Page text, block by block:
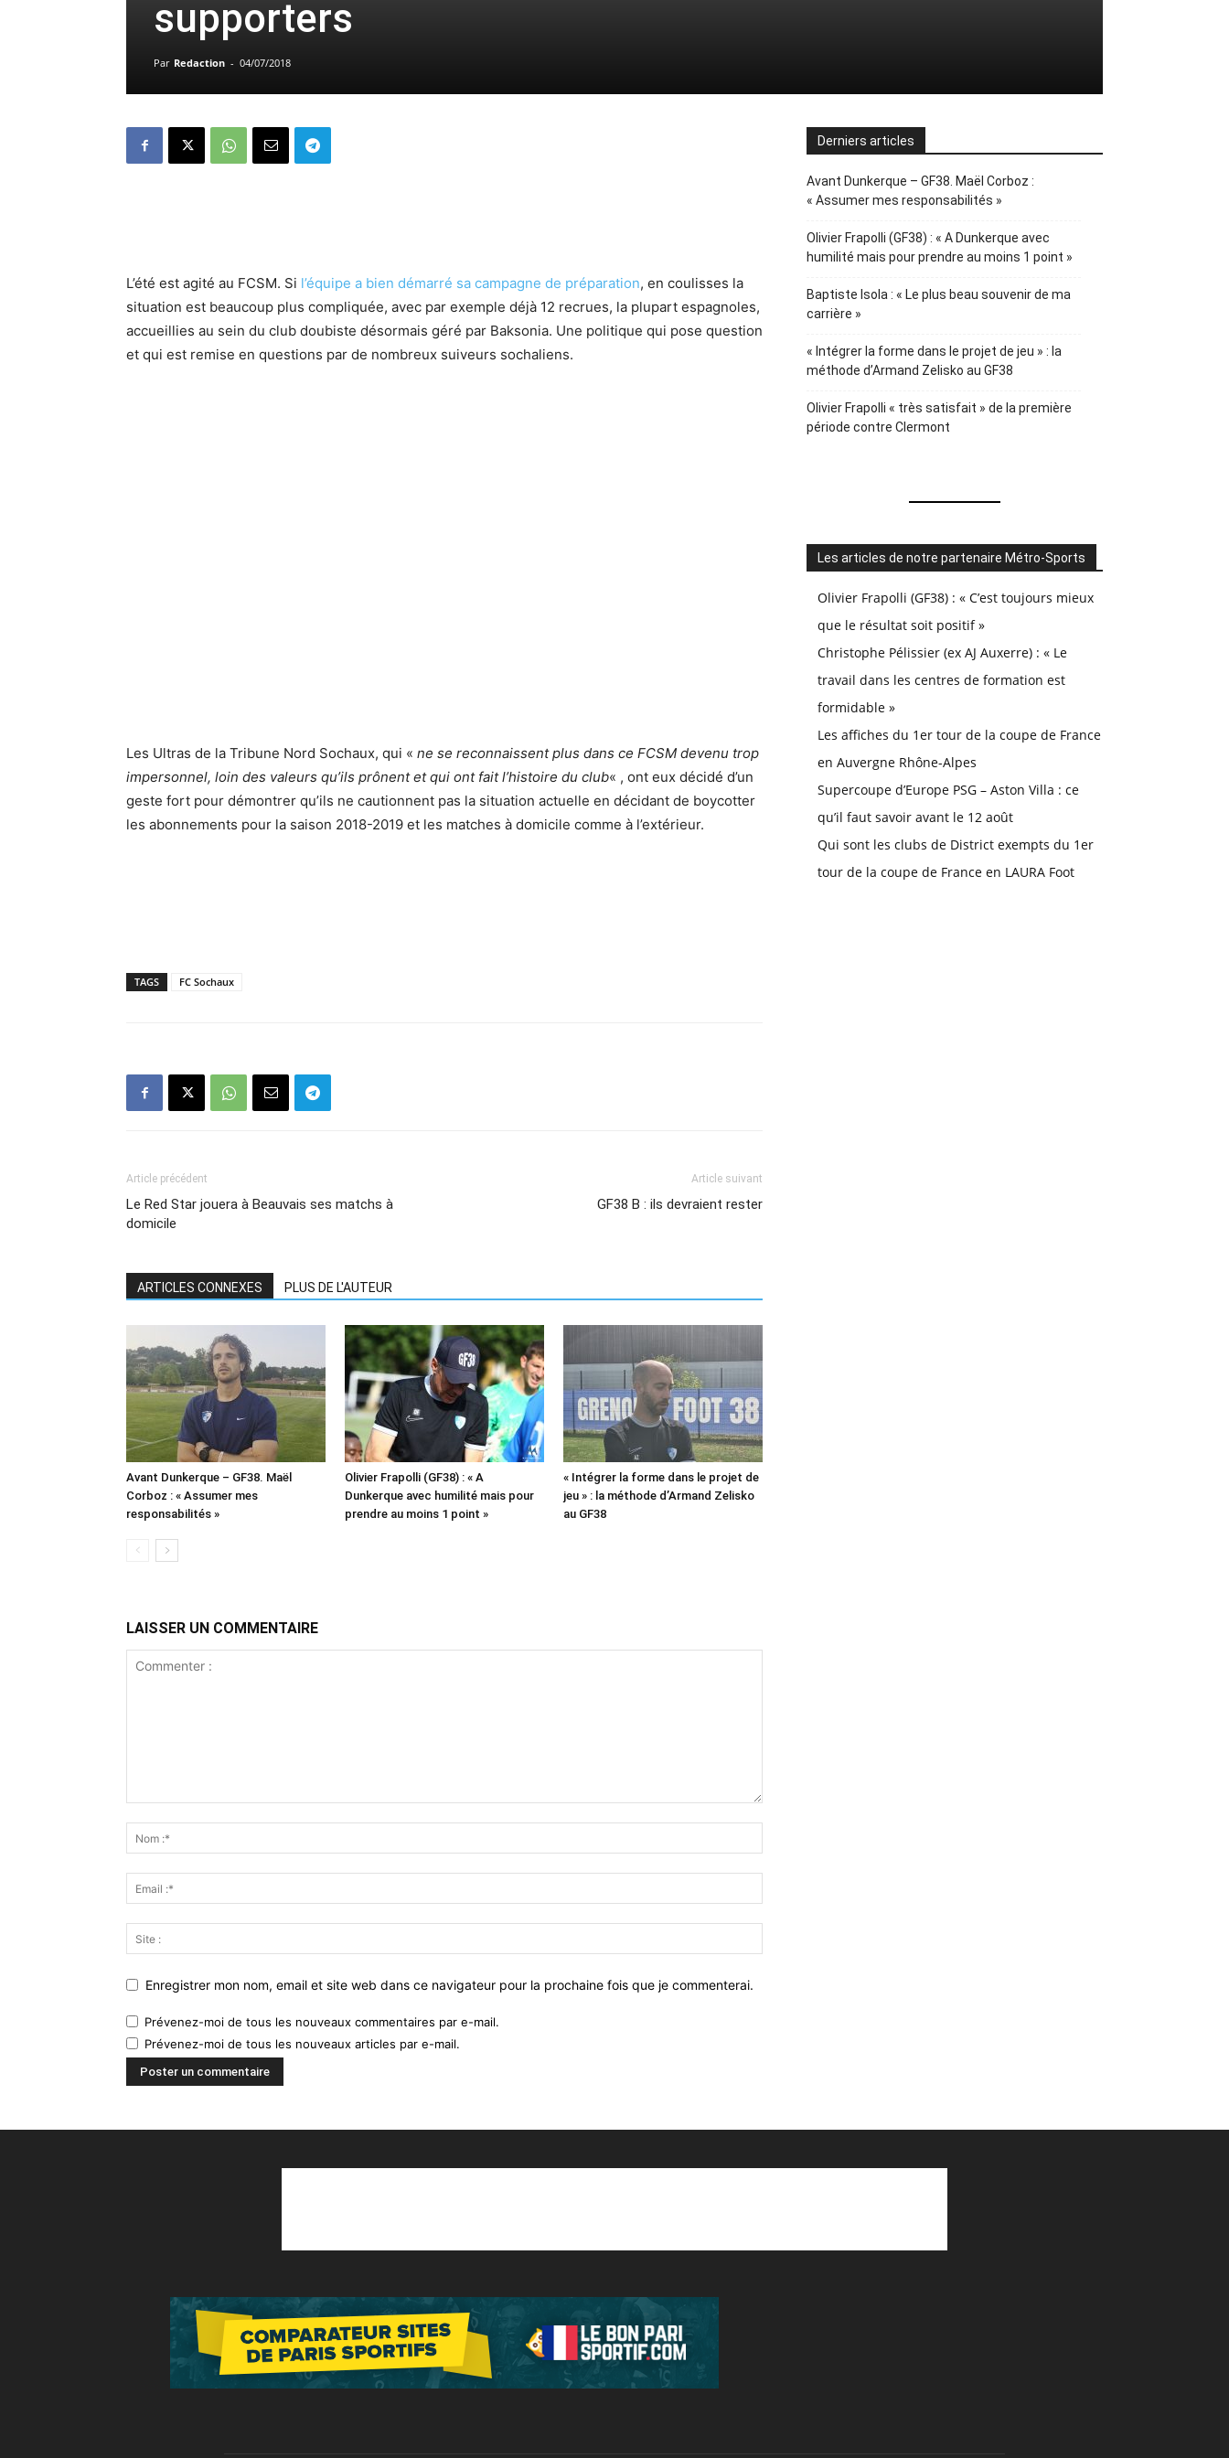
supporters
Par Redaction - 04/07/2018
L’été est agité au FCSM. Si l’équipe a bien démarré sa campagne de préparation, en coulisses la
situation est beaucoup plus compliquée, avec par exemple déjà 12 recrues, la plupart espagnoles,
accueillies au sein du club doubiste désormais géré par Baksonia. Une politique qui pose question
et qui est remise en questions par de nombreux suiveurs sochaliens.
Les Ultras de la Tribune Nord Sochaux, qui « ne se reconnaissent plus dans ce FCSM devenu trop
impersonnel, loin des valeurs qu’ils prônent et qui ont fait l’histoire du club« , ont eux décidé d’un
geste fort pour démontrer qu’ils ne cautionnent pas la situation actuelle en décidant de boycotter
les abonnements pour la saison 2018-2019 et les matches à domicile comme à l’extérieur.
TAGS FC Sochaux
Article précédent
Le Red Star jouera à Beauvais ses matchs à
domicile
Article suivant
GF38 B : ils devraient rester
ARTICLES CONNEXES PLUS DE L'AUTEUR
Avant Dunkerque – GF38. Maël
Corboz : « Assumer mes
responsabilités »
Olivier Frapolli (GF38) : « A
Dunkerque avec humilité mais pour
prendre au moins 1 point »
« Intégrer la forme dans le projet de
jeu » : la méthode d’Armand Zelisko
au GF38
LAISSER UN COMMENTAIRE
Enregistrer mon nom, email et site web dans ce navigateur pour la prochaine fois que je commenterai.
Prévenez-moi de tous les nouveaux commentaires par e-mail.
Prévenez-moi de tous les nouveaux articles par e-mail.
Derniers articles
Avant Dunkerque – GF38. Maël Corboz :
« Assumer mes responsabilités »
Olivier Frapolli (GF38) : « A Dunkerque avec
humilité mais pour prendre au moins 1 point »
Baptiste Isola : « Le plus beau souvenir de ma
carrière »
« Intégrer la forme dans le projet de jeu » : la
méthode d’Armand Zelisko au GF38
Olivier Frapolli « très satisfait » de la première
période contre Clermont
Les articles de notre partenaire Métro-Sports
Olivier Frapolli (GF38) : « C’est toujours mieux
que le résultat soit positif »
Christophe Pélissier (ex AJ Auxerre) : « Le
travail dans les centres de formation est
formidable »
Les affiches du 1er tour de la coupe de France
en Auvergne Rhône-Alpes
Supercoupe d’Europe PSG – Aston Villa : ce
qu’il faut savoir avant le 12 août
Qui sont les clubs de District exempts du 1er
tour de la coupe de France en LAURA Foot